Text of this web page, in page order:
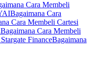
Cara Membeli
Bagaimana Cara
Cara Membeli Cartesi
Bagaimana Cara Membeli
FinanceBagaimana